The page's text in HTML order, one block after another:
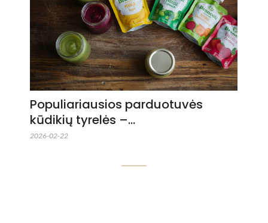
Populiariausios parduotuvės
kūdikių tyrelės –…
2026-02-22